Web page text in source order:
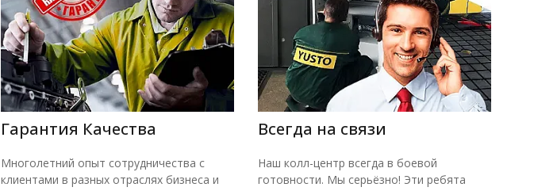
Гарантия Качества
Многолетний опыт сотрудничества с
клиентами в разных отраслях бизнеса и
Всегда на связи
Наш колл-центр всегда в боевой
готовности. Мы серьёзно! Эти ребята